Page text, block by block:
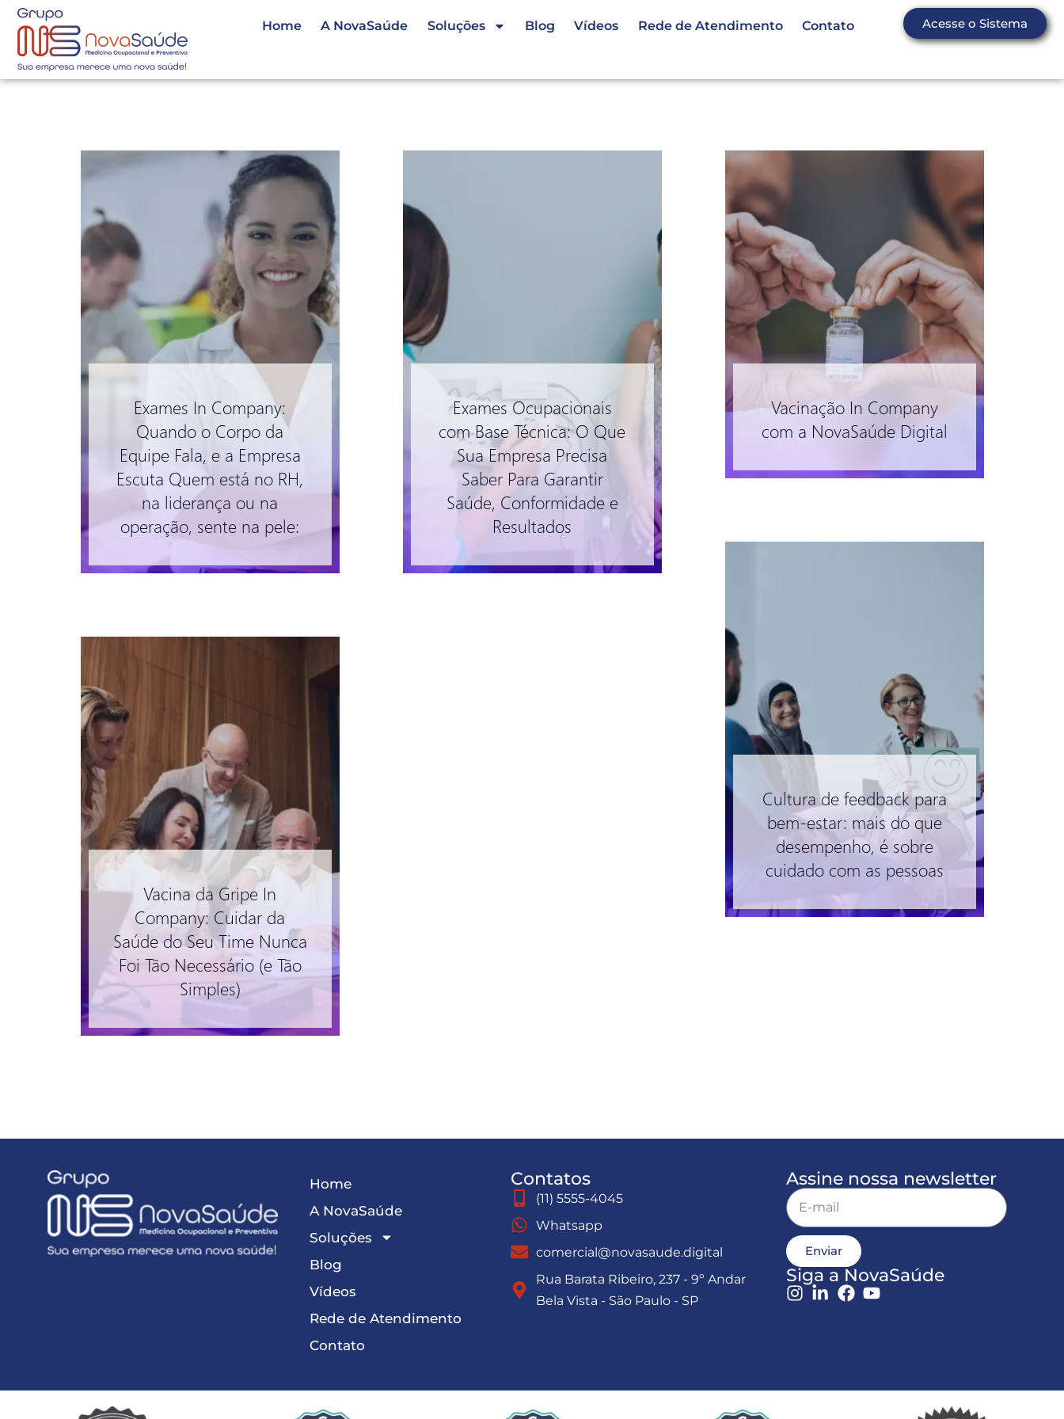
Home A NovaSaúde Soluções Blog Vídeos Rede de Atendimento Contato Acesse o Sistema
Exames In Company:
Quando o Corpo da
Equipe Fala, e a Empresa
Escuta Quem está no RH,
na liderança ou na
operação, sente na pele:
Exames Ocupacionais
com Base Técnica: O Que
Sua Empresa Precisa
Saber Para Garantir
Saúde, Conformidade e
Resultados
Vacinação In Company
com a NovaSaúde Digital
Cultura de feedback para
bem-estar: mais do que
desempenho, é sobre
cuidado com as pessoas
Vacina da Gripe In
Company: Cuidar da
Saúde do Seu Time Nunca
Foi Tão Necessário (e Tão
Simples)
Home
A NovaSaúde
Soluções
Blog
Vídeos
Rede de Atendimento
Contato
Contatos
(11) 5555-4045
Whatsapp
comercial@novasaude.digital
Rua Barata Ribeiro, 237 - 9º Andar
Bela Vista - São Paulo - SP
Assine nossa newsletter
Enviar
Siga a NovaSaúde